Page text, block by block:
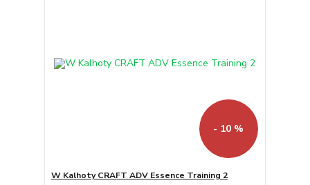
- 10 %
W Kalhoty CRAFT ADV Essence Training 2